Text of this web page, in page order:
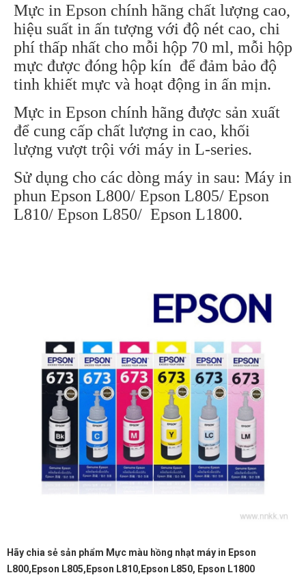
Mực in Epson chính hãng chất lượng cao,
hiệu suất in ấn tượng với độ nét cao, chi
phí thấp nhất cho mỗi hộp 70 ml, mỗi hộp
mực được đóng hộp kín để đảm bảo độ
tinh khiết mực và hoạt động in ấn mịn.
Mực in Epson chính hãng được sản xuất
để cung cấp chất lượng in cao, khối
lượng vượt trội với máy in L-series.
Sử dụng cho các dòng máy in sau: Máy in
phun Epson L800/ Epson L805/ Epson
L810/ Epson L850/ Epson L1800.
Hãy chia sẻ sản phẩm Mực màu hồng nhạt máy in Epson
L800,Epson L805,Epson L810,Epson L850, Epson L1800